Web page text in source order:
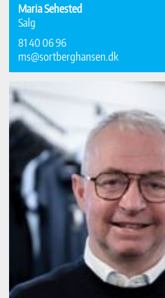
Maria Sehested
Salg
81 40 06 96
ms@sortberghansen.dk